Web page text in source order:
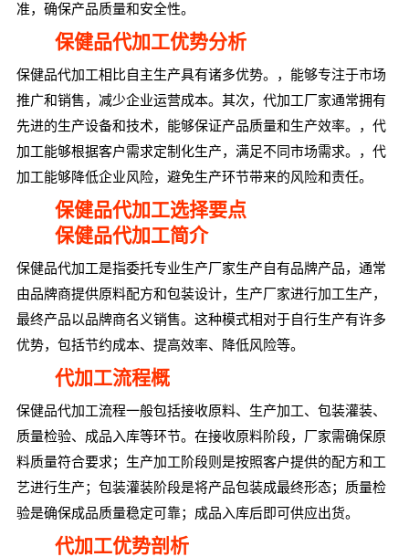
准，确保产品质量和安全性。
保健品代加工优势分析
保健品代加工相比自主生产具有诸多优势。，能够专注于市场
推广和销售，减少企业运营成本。其次，代加工厂家通常拥有
先进的生产设备和技术，能够保证产品质量和生产效率。，代
加工能够根据客户需求定制化生产，满足不同市场需求。，代
加工能够降低企业风险，避免生产环节带来的风险和责任。
保健品代加工选择要点
保健品代加工简介
保健品代加工是指委托专业生产厂家生产自有品牌产品，通常
由品牌商提供原料配方和包装设计，生产厂家进行加工生产，
最终产品以品牌商名义销售。这种模式相对于自行生产有许多
优势，包括节约成本、提高效率、降低风险等。
代加工流程概
保健品代加工流程一般包括接收原料、生产加工、包装灌装、
质量检验、成品入库等环节。在接收原料阶段，厂家需确保原
料质量符合要求；生产加工阶段则是按照客户提供的配方和工
艺进行生产；包装灌装阶段是将产品包装成最终形态；质量检
验是确保成品质量稳定可靠；成品入库后即可供应出货。
代加工优势剖析